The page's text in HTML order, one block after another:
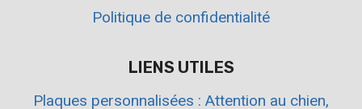
Politique de confidentialité
LIENS UTILES
Plaques personnalisées : Attention au chien,